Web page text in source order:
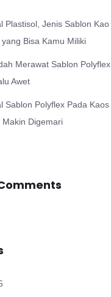
Plastisol, Jenis Sablon Kao
Bisa Kamu Miliki
Merawat Sablon Polyflex
Awet
Sablon Polyflex Pada Kaos
Makin Digemari